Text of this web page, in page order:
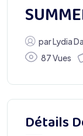
parLydia
87 Vues
Détails